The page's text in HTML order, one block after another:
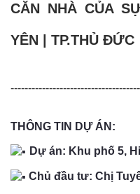
CĂN NHÀ CỦA
YÊN | TP.THỦ ĐỨC
THÔNG TIN DỰ ÁN:
Dự án: Khu phố 5,
Chủ đầu tư: Chị